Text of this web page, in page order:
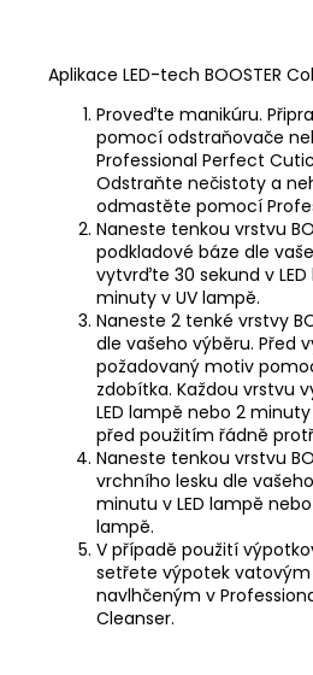
Aplikace LED-tech BOOSTER
Proveďte manikúru.
pomocí odstraňovače
Professional Perfect
Odstraňte nečistoty a
odmastěte pomocí
Naneste tenkou vrstvu
podkladové báze dle
vytvrďte 30 sekund v
minuty v UV lampě.
Naneste 2 tenké vrstvy
dle vašeho výběru. Před
požadovaný motiv
zdobítka. Každou vrstvu
LED lampě nebo 2
před použitím řádně
Naneste tenkou vrstvu
vrchního lesku dle
minutu v LED lampě
lampě.
V případě použití
setřete výpotek
navlhčeným v
Cleanser.